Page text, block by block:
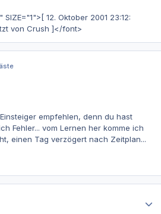
12. Oktober 2001 23:12:
von Crush ]</font>
empfehlen, denn du hast
Fehler... vom Lernen her komme ich
einen Tag verzögert nach Zeitplan...